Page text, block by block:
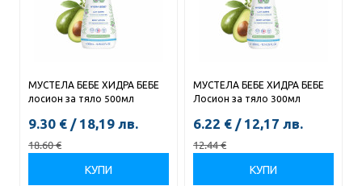
МУСТЕЛА БЕБЕ ХИДРА БЕБЕ
лосион за тяло 500мл
9.30 € / 18,19 лв.
18.60€
КУПИ
МУСТЕЛА БЕБЕ ХИДРА БЕБЕ
Лосион за тяло 300мл
6.22 € / 12,17 лв.
12.44€
КУПИ